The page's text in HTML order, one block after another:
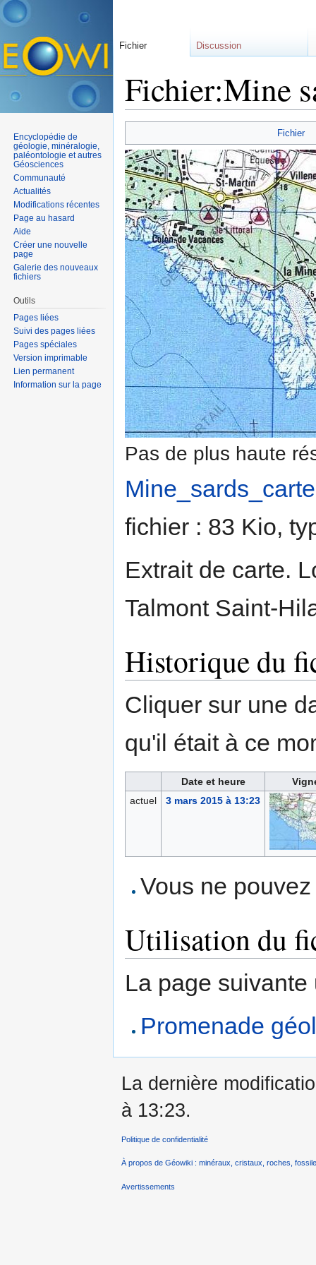
Fichier:Mine
Fichier
Pas de plus haute
fichier : 83 Kio,
Extrait de carte.
Talmont Saint-
Historique du
Cliquer sur une
qu'il était à ce
Date et heure
actuel
3 mars 2015 à 13:23
Vous ne
Utilisation du
La page
Promenade
Fichier Discussion
Encyclopédie de
géologie, minéralogie,
paléontologie et autres
Géosciences
Communauté
Actualités
Modifications récentes
Page au hasard
Aide
Créer une nouvelle
page
Galerie des nouveaux
fichiers
Outils
Pages liées
Suivi des pages liées
Pages spéciales
Version imprimable
Lien permanent
Information sur la page
La dernière
à 13:23.
Politique de confidentialité
À propos de Géowiki : minéraux, cristaux, roches,
Avertissements